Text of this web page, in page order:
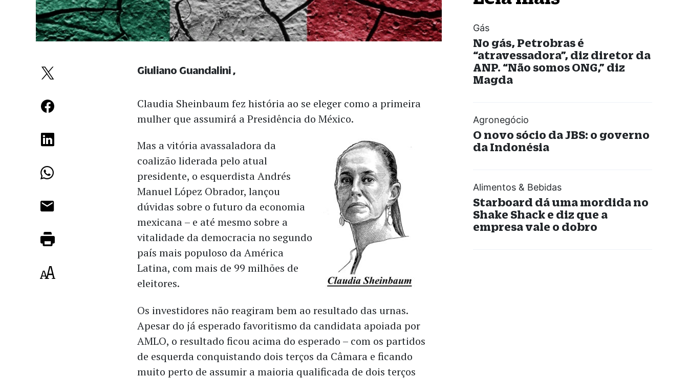
Claudia Sheinbaum fez história ao se eleger como a primeira
mulher que assumirá a Presidência do México.
Mas a vitória avassaladora da
coalizão liderada pelo atual
presidente, o esquerdista Andrés
Manuel López Obrador, lançou
dúvidas sobre o futuro da economia
mexicana – e até mesmo sobre a
vitalidade da democracia no segundo
país mais populoso da América
Latina, com mais de 99 milhões de
eleitores.
Os investidores não reagiram bem ao resultado das urnas.
Apesar do já esperado favoritismo da candidata apoiada por
AMLO, o resultado ficou acima do esperado – com os partidos
de esquerda conquistando dois terços da Câmara e ficando
muito perto de assumir a maioria qualificada de dois terços
Giuliano Guandalini
Gás
No gás, Petrobras é
“atravessadora”, diz diretor da
ANP. “Não somos ONG,” diz
Magda
Agronegócio
O novo sócio da JBS: o governo
da Indonésia
Alimentos & Bebidas
Starboard dá uma mordida no
Shake Shack e diz que a
empresa vale o dobro